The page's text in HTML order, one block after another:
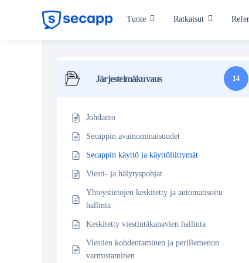
Tuote Ratkaisut
Hyvinvointialueet
Julkishallinto
Järjestelmäkuvaus 14
Johdanto
Secappin avainominaisuudet
Secappin käyttö ja käyttöliittymät
Viesti- ja hälytyspohjat
Yhteystietojen keskitetty ja automatisoitu
hallinta
Keskitetty viestintäkanavien hallinta
Viestien kohdentaminen ja perillemenon
varmistaminen